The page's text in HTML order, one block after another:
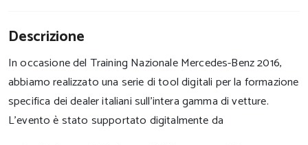
Descrizione
In occasione del Training Nazionale Mercedes-Benz 2016,
abbiamo realizzato una serie di tool digitali per la formazione
specifica dei dealer italiani sull'intera gamma di vetture.
L'evento è stato supportato digitalmente da